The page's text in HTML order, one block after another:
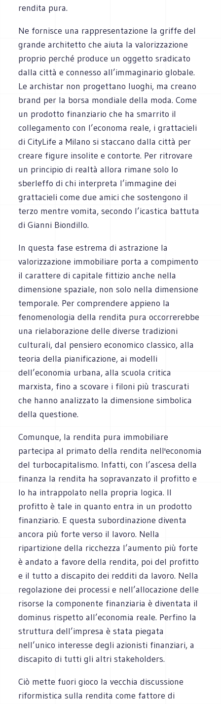
rendita pura.
Ne fornisce una rappresentazione la griffe del
grande architetto che aiuta la valorizzazione
proprio perché produce un oggetto sradicato
dalla città e connesso all’immaginario globale.
Le archistar non progettano luoghi, ma creano
brand per la borsa mondiale della moda. Come
un prodotto finanziario che ha smarrito il
collegamento con l’economa reale, i grattacieli
di CityLife a Milano si staccano dalla città per
creare figure insolite e contorte. Per ritrovare
un principio di realtà allora rimane solo lo
sberleffo di chi interpreta l’immagine dei
grattacieli come due amici che sostengono il
terzo mentre vomita, secondo l’icastica battuta
di Gianni Biondillo.
In questa fase estrema di astrazione la
valorizzazione immobiliare porta a compimento
il carattere di capitale fittizio anche nella
dimensione spaziale, non solo nella dimensione
temporale. Per comprendere appieno la
fenomenologia della rendita pura occorrerebbe
una rielaborazione delle diverse tradizioni
culturali, dal pensiero economico classico, alla
teoria della pianificazione, ai modelli
dell’economia urbana, alla scuola critica
marxista, fino a scovare i filoni più trascurati
che hanno analizzato la dimensione simbolica
della questione.
Comunque, la rendita pura immobiliare
partecipa al primato della rendita nell'economia
del turbocapitalismo. Infatti, con l’ascesa della
finanza la rendita ha sopravanzato il profitto e
lo ha intrappolato nella propria logica. Il
profitto è tale in quanto entra in un prodotto
finanziario. E questa subordinazione diventa
ancora più forte verso il lavoro. Nella
ripartizione della ricchezza l’aumento più forte
è andato a favore della rendita, poi del profitto
e il tutto a discapito dei redditi da lavoro. Nella
regolazione dei processi e nell’allocazione delle
risorse la componente finanziaria è diventata il
dominus rispetto all’economia reale. Perfino la
struttura dell’impresa è stata piegata
nell’unico interesse degli azionisti finanziari, a
discapito di tutti gli altri stakeholders.
Ciò mette fuori gioco la vecchia discussione
riformistica sulla rendita come fattore di